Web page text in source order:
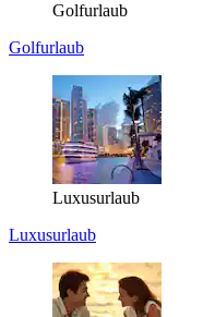
Golfurlaub
Golfurlaub
Luxusurlaub
Luxusurlaub